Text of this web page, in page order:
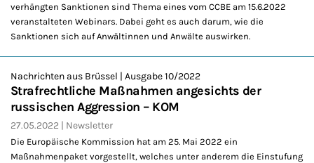
verhängten Sanktionen sind Thema eines vom CCBE am 15.6.2022
veranstalteten Webinars. Dabei geht es auch darum, wie die
Sanktionen sich auf Anwältinnen und Anwälte auswirken.
Nachrichten aus Brüssel | Ausgabe 10/2022
Strafrechtliche Maßnahmen angesichts der
russischen Aggression – KOM
27.05.2022 Newsletter
Die Europäische Kommission hat am 25. Mai 2022 ein
Maßnahmenpaket vorgestellt, welches unter anderem die Einstufung